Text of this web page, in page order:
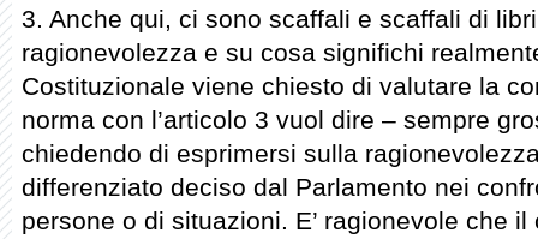
3. Anche qui, ci sono scaffali e scaffali di
ragionevolezza e su cosa significhi
Costituzionale viene chiesto di valutare la
norma con l’articolo 3 vuol dire – sempre
chiedendo di esprimersi sulla
differenziato deciso dal Parlamento nei
persone o di situazioni. E’ ragionevole che